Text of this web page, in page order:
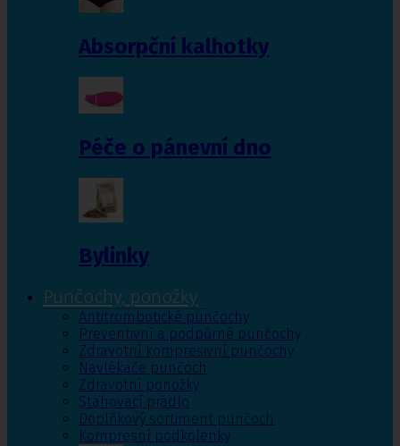
Absorpční kalhotky
Péče o pánevní dno
Bylinky
Punčochy, ponožky
Antitrombotické punčochy
Preventivní a podpůrné punčochy
Zdravotní kompresivní punčochy
Navlékače punčoch
Zdravotní ponožky
Stahovací prádlo
Doplňkový sortiment punčoch
Kompresní podkolenky